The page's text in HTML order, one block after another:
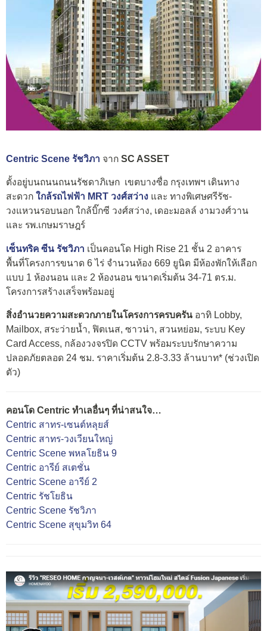
Centric Scene รัชวิภา จาก SC ASSET
ตั้งอยู่บนถนนถนนรัชดาภิเษก เขตบางซื่อ กรุงเทพฯ เดินทาง
สะดวก ใกล้รถไฟฟ้า MRT วงศ์สว่าง และ ทางพิเศษศรีรัช-
วงแหวนรอบนอก ใกล้บิ๊กซี วงศ์สว่าง, เดอะมอลล์ งามวงศ์วาน
และ รพ.เกษมราษฎร์
เซ็นทริค ซีน รัชวิภา เป็นคอนโด High Rise 21 ชั้น 2 อาคาร
พื้นที่โครงการขนาด 6 ไร่ จำนวนห้อง 669 ยูนิต มีห้องพักให้เลือก
แบบ 1 ห้องนอน และ 2 ห้องนอน ขนาดเริ่มต้น 34-71 ตร.ม.
โครงการสร้างเสร็จพร้อมอยู่
สิ่งอำนวยความสะดวกภายในโครงการครบครัน อาทิ Lobby,
Mailbox, สระว่ายน้ำ, ฟิตเนส, ซาวน่า, สวนหย่อม, ระบบ Key
Card Access, กล้องวงจรปิด CCTV พร้อมระบบรักษาความ
ปลอดภัยตลอด 24 ชม. ราคาเริ่มต้น 2.8-3.33 ล้านบาท* (ช่วงเปิด
ตัว)
คอนโด Centric ทำเลอื่นๆ ที่น่าสนใจ…
Centric สาทร-เซนต์หลุยส์
Centric สาทร-วงเวียนใหญ่
Centric Scene พหลโยธิน 9
Centric อารีย์ สเตชั่น
Centric Scene อารีย์ 2
Centric รัชโยธิน
Centric Scene รัชวิภา
Centric Scene สุขุมวิท 64